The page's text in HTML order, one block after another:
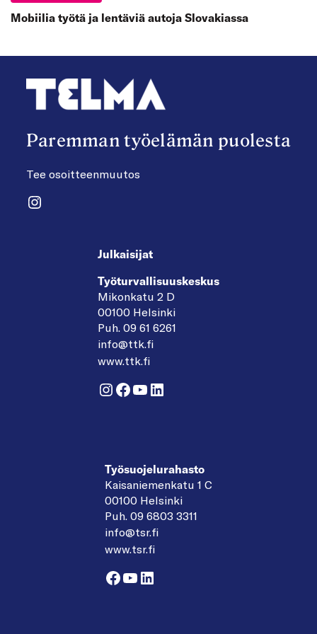
Mobiilia työtä ja lentäviä autoja Slovakiassa
Paremman työelämän puolesta
Tee osoitteenmuutos
Instagram
Julkaisijat
Työturvallisuuskeskus
Mikonkatu 2 D
00100 Helsinki
Puh. 09 61 6261
info@ttk.fi
www.ttk.fi
Instagram
Facebook
YouTube
LinkedIn
Työsuojelurahasto
Kaisaniemenkatu 1 C
00100 Helsinki
Puh. 09 6803 3311
info@tsr.fi
www.tsr.fi
Facebook
YouTube
LinkedIn